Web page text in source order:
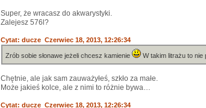
Super, że wracasz do akwarystyki.
Zalejesz 576l?
Cytat: ducze Czerwiec 18, 2013, 12:26:34
Zrób sobie słonawe jeżeli chcesz kamienie W takim litrażu to nie
Chętnie, ale jak sam zauważyłeś, szkło za małe.
Może jakieś kolce, ale z nimi to różnie bywa…
Cytat: ducze Czerwiec 18, 2013, 12:26:34